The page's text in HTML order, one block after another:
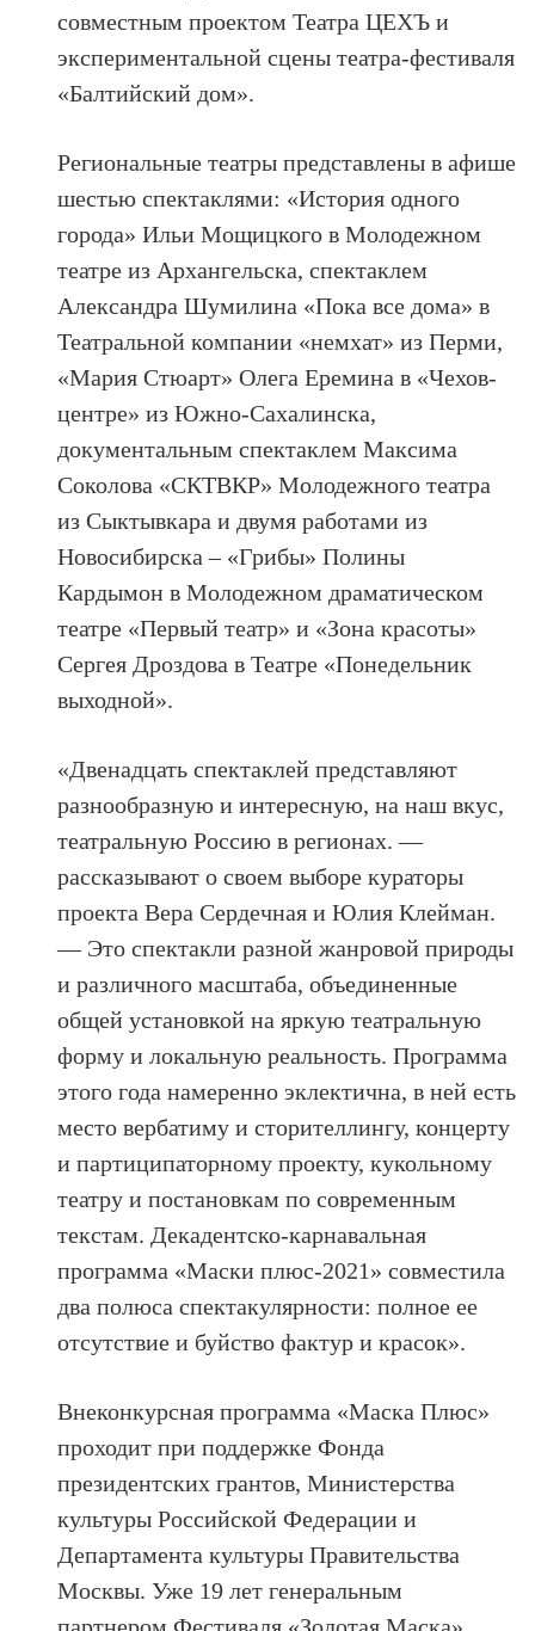
совместным проектом Театра ЦЕХЪ и
экспериментальной сцены театра-фестиваля
«Балтийский дом».
Региональные театры представлены в афише
шестью спектаклями: «История одного
города» Ильи Мощицкого в Молодежном
театре из Архангельска, спектаклем
Александра Шумилина «Пока все дома» в
Театральной компании «немхат» из Перми,
«Мария Стюарт» Олега Еремина в «Чехов-
центре» из Южно-Сахалинска,
документальным спектаклем Максима
Соколова «СКТВКР» Молодежного театра
из Сыктывкара и двумя работами из
Новосибирска – «Грибы» Полины
Кардымон в Молодежном драматическом
театре «Первый театр» и «Зона красоты»
Сергея Дроздова в Театре «Понедельник
выходной».
«Двенадцать спектаклей представляют
разнообразную и интересную, на наш вкус,
театральную Россию в регионах. —
рассказывают о своем выборе кураторы
проекта Вера Сердечная и Юлия Клейман.
— Это спектакли разной жанровой природы
и различного масштаба, объединенные
общей установкой на яркую театральную
форму и локальную реальность. Программа
этого года намеренно эклектична, в ней есть
место вербатиму и сторителлингу, концерту
и партиципаторному проекту, кукольному
театру и постановкам по современным
текстам. Декадентско-карнавальная
программа «Маски плюс-2021» совместила
два полюса спектакулярности: полное ее
отсутствие и буйство фактур и красок».
Внеконкурсная программа «Маска Плюс»
проходит при поддержке Фонда
президентских грантов, Министерства
культуры Российской Федерации и
Департамента культуры Правительства
Москвы. Уже 19 лет генеральным
партнером Фестиваля «Золотая Маска»